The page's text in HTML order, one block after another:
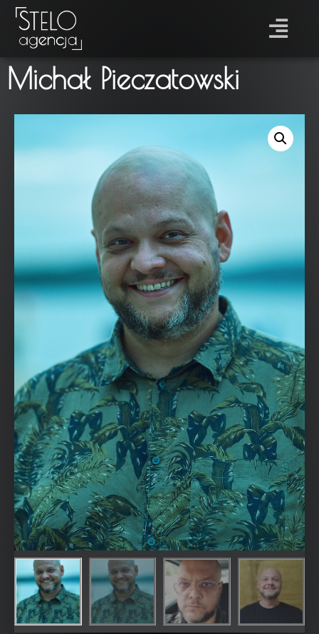
Michał Pieczatowski